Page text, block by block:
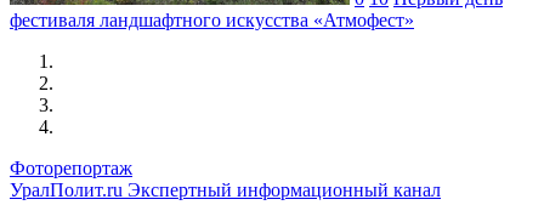
фестиваля ландшафтного искусства «Атмофест»
Фоторепортаж
УралПолит.ru Экспертный информационный канал